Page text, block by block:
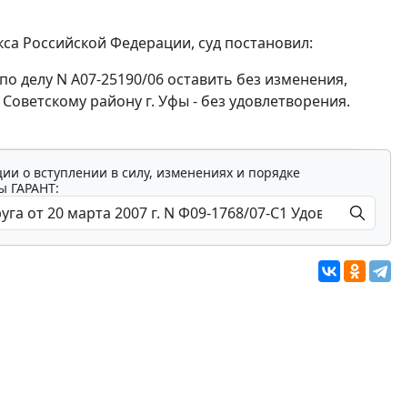
Российской Федерации, суд постановил:
делу N А07-25190/06 оставить без изменения,
району г. Уфы - без удовлетворения.
о вступлении в силу, изменениях и порядке
ГАРАНТ: